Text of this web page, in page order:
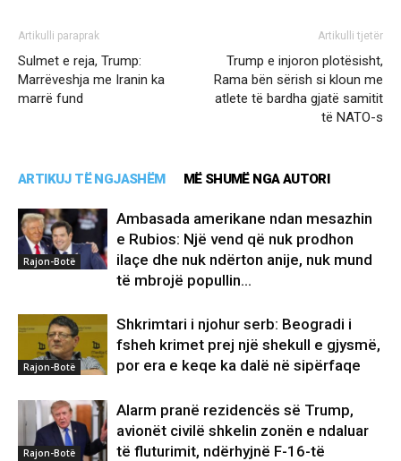
Artikulli paraprak
Sulmet e reja, Trump:
Marrëveshja me Iranin ka
marrë fund
Artikulli tjetër
Trump e injoron plotësisht,
Rama bën sërish si kloun me
atlete të bardha gjatë samitit
të NATO-s
ARTIKUJ TË NGJASHËM MË SHUMË NGA AUTORI
Rajon-Botë
Ambasada amerikane ndan mesazhin
e Rubios: Një vend që nuk prodhon
ilaçe dhe nuk ndërton anije, nuk mund
të mbrojë popullin…
Rajon-Botë
Shkrimtari i njohur serb: Beogradi i
fsheh krimet prej një shekull e gjysmë,
por era e keqe ka dalë në sipërfaqe
Rajon-Botë
Alarm pranë rezidencës së Trump,
avionët civilë shkelin zonën e ndaluar
të fluturimit, ndërhyjnë F-16-të